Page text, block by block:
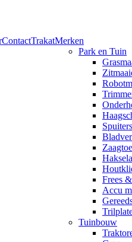
TrakatMerken
Park en Tuin
Frees
Accu
Tuinbouw
Contact